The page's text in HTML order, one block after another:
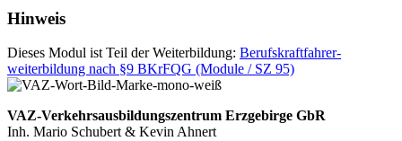
Hinweis
Dieses Modul ist Teil der Weiterbildung: Berufskraftfahrer­
weiterbildung nach §9 BKrFQG (Module / SZ 95)
VAZ-Verkehrsausbildungszentrum Erzgebirge GbR
Inh. Mario Schubert & Kevin Ahnert